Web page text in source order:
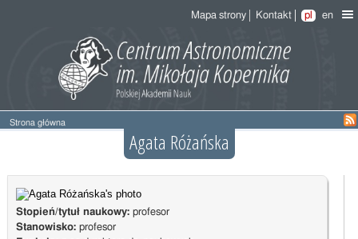
Mapa strony Kontakt pl en
Strona główna
Agata Różańska
Stopień/tytuł naukowy: profesor
Stanowisko: profesor